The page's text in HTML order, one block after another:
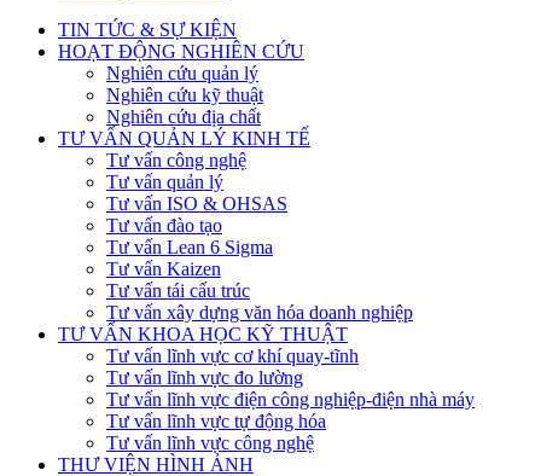
TIN TỨC & SỰ KIỆN
HOẠT ĐỘNG NGHIÊN CỨU
Nghiên cứu quản lý
Nghiên cứu kỹ thuật
Nghiên cứu địa chất
TƯ VẤN QUẢN LÝ KINH TẾ
Tư vấn công nghệ
Tư vấn quản lý
Tư vấn ISO & OHSAS
Tư vấn đào tạo
Tư vấn Lean 6 Sigma
Tư vấn Kaizen
Tư vấn tái cấu trúc
Tư vấn xây dựng văn hóa doanh nghiệp
TƯ VẤN KHOA HỌC KỸ THUẬT
Tư vấn lĩnh vực cơ khí quay-tĩnh
Tư vấn lĩnh vực đo lường
Tư vấn lĩnh vực điện công nghiệp-điện nhà máy
Tư vấn lĩnh vực tự động hóa
Tư vấn lĩnh vực công nghệ
THƯ VIỆN HÌNH ẢNH